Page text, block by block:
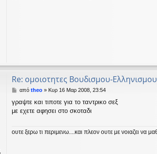
Re: ομοιοτητες Βουδισμου-Ελληνισμου
Δ
μ
ο
ε
από theo» Κυρ 16 Μαρ 2008, 23:54
γραψτε και τιποτε για το ταντρικο σεξ
με εχετε αφησει στο σκοταδι
ουτε ξερω τι περιμενω....και πλεον ουτε με νοιαζει να